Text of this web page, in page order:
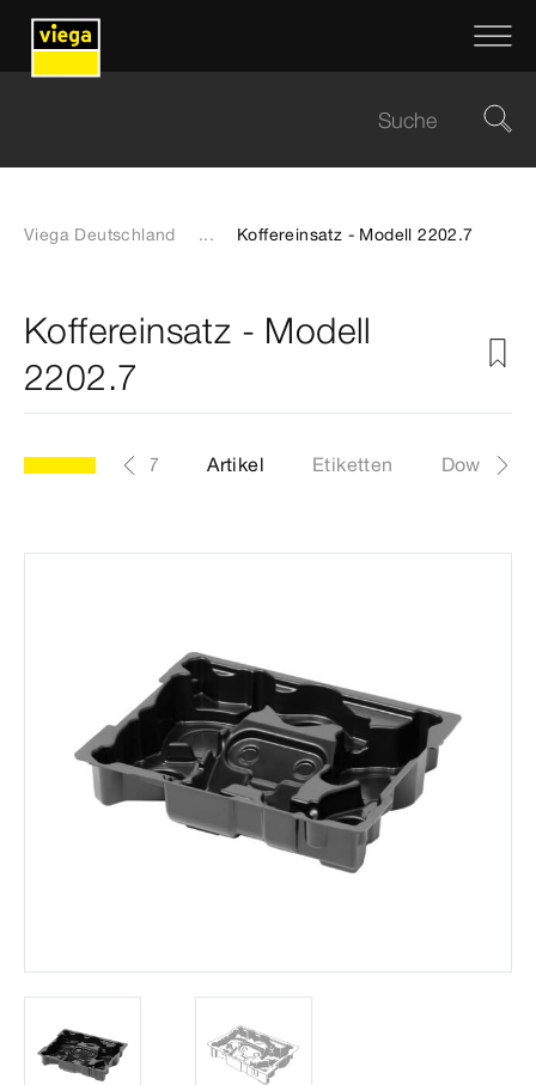
Viega Deutschland ... Koffereinsatz - Modell 2202.7
Koffereinsatz - Modell
2202.7
Modell 2202.7 Artikel Etiketten